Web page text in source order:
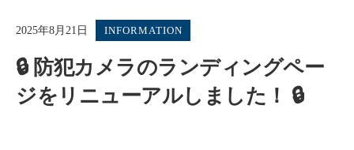
2025年8月21日 INFORMATION
🔒 防犯カメラのランディングペー
ジをリニューアルしました！ 🔒